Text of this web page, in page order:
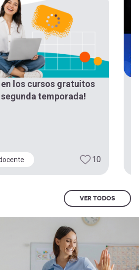
en los cursos gratuitos
temporada!
10
VER TODOS